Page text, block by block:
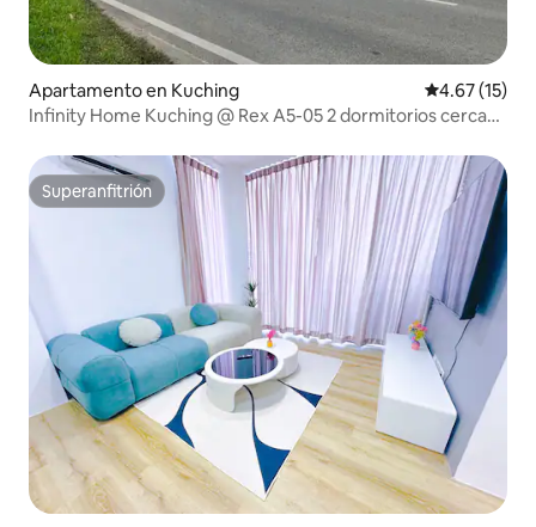
Apartamento en Kuching Calificación
4.67 (15)
Infinity Home Kuching @ Rex A5-05 2 dormitorios cerca
Superanfitrión
Superanfitrión